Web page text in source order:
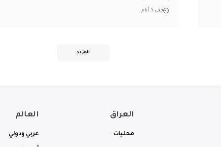
قبل 5 أيام
المزيد
العراق
محليات
العالم
عربي ودولي